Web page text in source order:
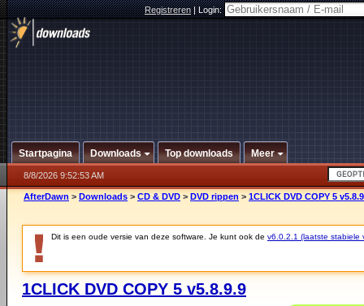
Registreren|Login:
Startpagina Downloads Top downloads Meer
8/8/2026 9:52:53 AM
AfterDawn > Downloads > CD & DVD > DVD rippen > 1CLICK DVD COPY 5
Dit is een oude versie van deze software. Je kunt ook de v6.0.2.1 (laatste stabiele
1CLICK DVD COPY 5 v5.8.9.9